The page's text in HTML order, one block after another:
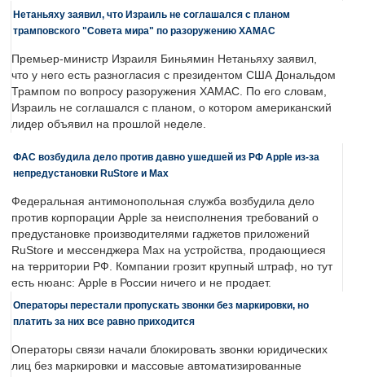
Нетаньяху заявил, что Израиль не соглашался с планом
трамповского "Совета мира" по разоружению ХАМАС
Премьер-министр Израиля Биньямин Нетаньяху заявил,
что у него есть разногласия с президентом США Дональдом
Трампом по вопросу разоружения ХАМАС. По его словам,
Израиль не соглашался с планом, о котором американский
лидер объявил на прошлой неделе.
ФАС возбудила дело против давно ушедшей из РФ Apple из-за
непредустановки RuStore и Max
Федеральная антимонопольная служба возбудила дело
против корпорации Apple за неисполнения требований о
предустановке производителями гаджетов приложений
RuStore и мессенджера Max на устройства, продающиеся
на территории РФ. Компании грозит крупный штраф, но тут
есть нюанс: Apple в России ничего и не продает.
Операторы перестали пропускать звонки без маркировки, но
платить за них все равно приходится
Операторы связи начали блокировать звонки юридических
лиц без маркировки и массовые автоматизированные